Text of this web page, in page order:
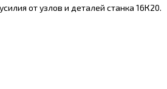
от узлов и деталей станка 16К20.